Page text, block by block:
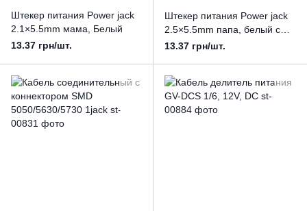
Штекер питания Power jack
2.1×5.5mm мама, Белый
13.37 грн/шт.
Штекер питания Power jack
2.5×5.5mm папа, белый с
кабелем 13 см
13.37 грн/шт.